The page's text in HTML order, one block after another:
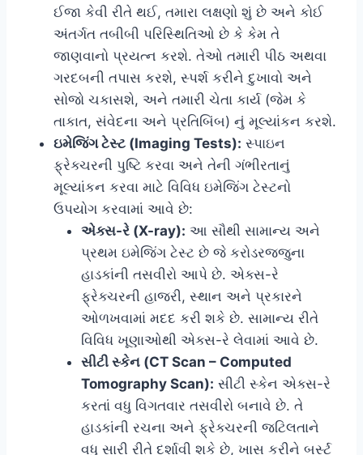
ઈજા કેવી રીતે થઈ, તમારા લક્ષણો શું છે અને કોઈ
અંતર્ગત તબીબી પરિસ્થિતિઓ છે કે કેમ તે
જાણવાનો પ્રયત્ન કરશે. તેઓ તમારી પીઠ અથવા
ગરદબની તપાસ કરશે, સ્પર્શ કરીને દુખાવો અને
સોજો ચકાસશે, અને તમારી ચેતા કાર્ય (જેમ કે
તાકાત, સંવેદના અને પ્રતિબિંબ) નું મૂલ્યાંકન કરશે.
ઇમેજિંગ ટેસ્ટ (Imaging Tests): સ્પાઇન
ફ્રેક્ચરની પુષ્ટિ કરવા અને તેની ગંભીરતાનું
મૂલ્યાંકન કરવા માટે વિવિધ ઇમેજિંગ ટેસ્ટનો
ઉપયોગ કરવામાં આવે છે:
એક્સ-રે (X-ray): આ સૌથી સામાન્ય અને
પ્રથમ ઇમેજિંગ ટેસ્ટ છે જે કરોડરજ્જુના
હાડકાંની તસવીરો આપે છે. એક્સ-રે
ફ્રેક્ચરની હાજરી, સ્થાન અને પ્રકારને
ઓળખવામાં મદદ કરી શકે છે. સામાન્ય રીતે
વિવિધ ખૂણાઓથી એક્સ-રે લેવામાં આવે છે.
સીટી સ્કેન (CT Scan – Computed
Tomography Scan): સીટી સ્કેન એક્સ-રે
કરતાં વધુ વિગતવાર તસવીરો બનાવે છે. તે
હાડકાંની રચના અને ફ્રેક્ચરની જટિલતાને
વધુ સારી રીતે દર્શાવી શકે છે, ખાસ કરીને બર્સ્ટ